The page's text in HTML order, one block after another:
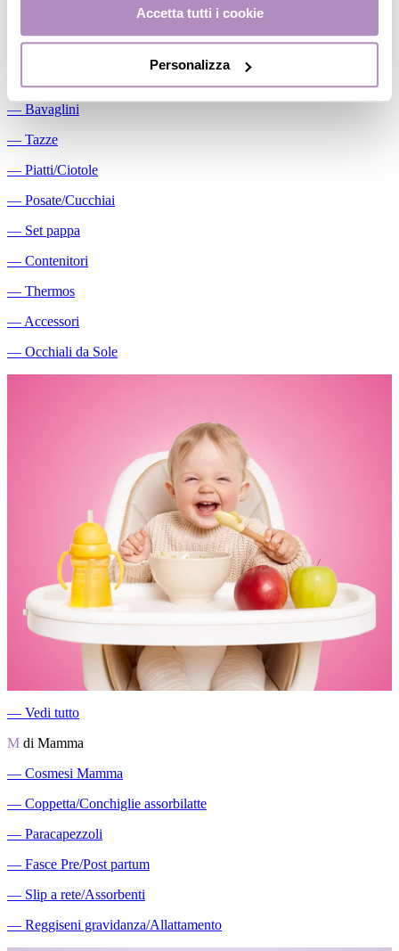
Accetta tutti i cookie
Personalizza
Conservalatte Materno
―Massaggiagengive
― Bavaglini
― Tazze
― Piatti/Ciotole
― Posate/Cucchiai
― Set pappa
― Contenitori
― Thermos
― Accessori
― Occhiali da Sole
― Vedi tutto
M di Mamma
― Cosmesi Mamma
― Coppetta/Conchiglie assorbilatte
― Paracapezzoli
― Fasce Pre/Post partum
― Slip a rete/Assorbenti
― Reggiseni gravidanza/Allattamento